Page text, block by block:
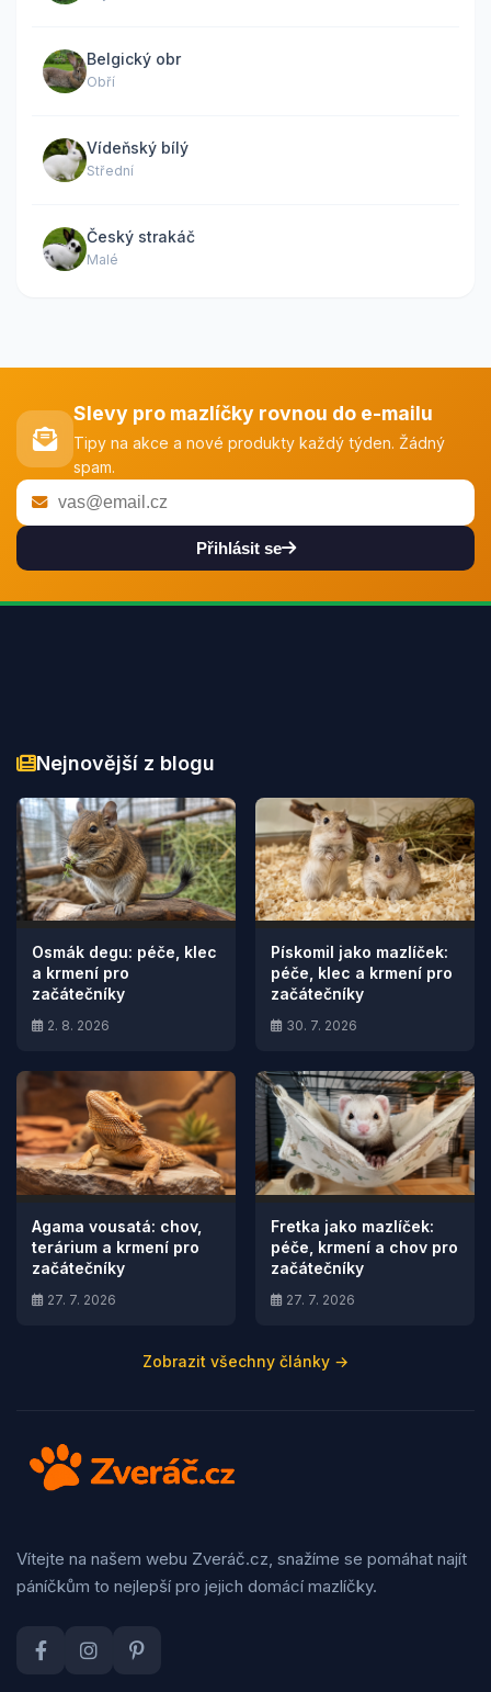
Belgický obr
Obří
Vídeňský bílý
Střední
Český strakáč
Malé
Slevy pro mazlíčky rovnou do e-mailu
Tipy na akce a nové produkty každý týden. Žádný
spam.
Přihlásit se
Nejnovější z blogu
Osmák degu: péče, klec
a krmení pro
začátečníky
2. 8. 2026
Pískomil jako mazlíček:
péče, klec a krmení pro
začátečníky
30. 7. 2026
Agama vousatá: chov,
terárium a krmení pro
začátečníky
27. 7. 2026
Fretka jako mazlíček:
péče, krmení a chov pro
začátečníky
27. 7. 2026
Zobrazit všechny články →
Vítejte na našem webu Zveráč.cz, snažíme se pomáhat najít
páníčkům to nejlepší pro jejich domácí mazlíčky.